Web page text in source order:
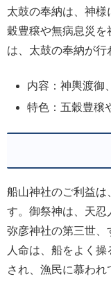
太鼓の奉納は、神
穀豊穣や無病息災を
は、太鼓の奉納が行
内容：神輿渡御
特色：五穀豊穣
船山神社のご利益は
す。御祭神は、天忍
弥彦神社の第三世、
人命は、船をよく
され、漁民に慕われ